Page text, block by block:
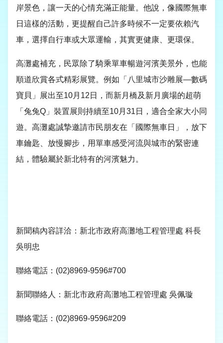
岸景色，讓一天的心情充滿正能量。他說，像國際無車
日這樣的活動，更提醒自己許多時候不一定要依賴汽
車，選擇自行車或大眾運輸，其實更健康、更環保。
高灘處補充，民眾除了騎乘單車暢遊河濱美景外，也能
順道欣賞各式精彩展覽。例如「八里城市沙雕展—數碼
寶貝」展出至10月 12 日，而新月橋及新月廣場的超萌
「兔兔Q 」裝置展則持續至10月 31 日，適合全家大小同
遊。高灘處誠摯邀請市民朋友在「國際無車日」，放下
車鑰匙、放慢腳步，用單車感受河流與城市的緊密連
結，體驗屬於新北特有的河濱魅力。
新聞稿內容詳洽：新北市政府高灘地工程管理處 科長
吳明忠
聯絡電話： (02)8969-9596#700
新聞聯絡人：新北市政府高灘地工程管理處 吳佩璇
聯絡電話： (02)8969-9596#209